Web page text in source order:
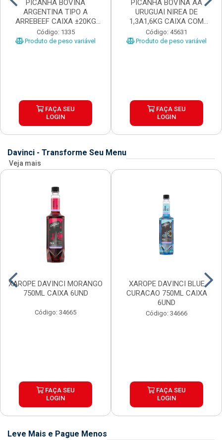
PICANHA BOVINA
ARGENTINA TIPO A
ARREBEEF CAIXA ±20KG
PEÇAS 1...
Código: 1335
Produto de peso variável
FAÇA SEU
LOGIN
PICANHA BOVINA AA
URUGUAI NIREA DE
1,3A1,6KG CAIXA COM
±15KG
Código: 45631
Produto de peso variável
FAÇA SEU
LOGIN
Davinci - Transforme Seu Menu
Veja mais
XAROPE DAVINCI MORANGO
750ML CAIXA 6UND
Código: 34665
FAÇA SEU
LOGIN
XAROPE DAVINCI BLUE
CURACAO 750ML CAIXA
6UND
Código: 34666
FAÇA SEU
LOGIN
Leve Mais e Pague Menos